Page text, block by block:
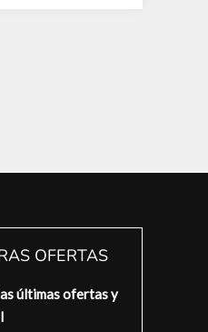
OFERTAS
últimas ofertas y